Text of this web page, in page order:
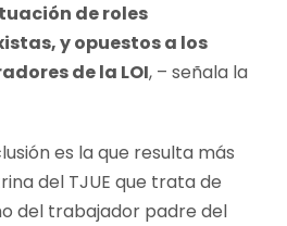
de roles
y opuestos a los
de la LOI, – señala la
es la que resulta más
del TJUE que trata de
del trabajador padre del